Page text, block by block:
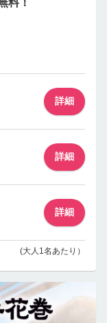
詳細
詳細
詳細
(大人1名あたり）